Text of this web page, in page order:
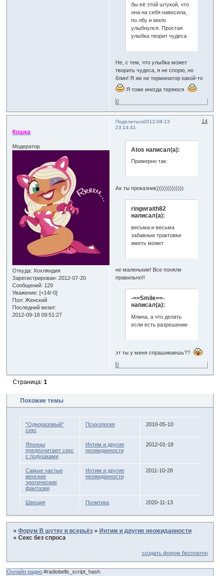
бы её этой штукой, что
она на себя навесила,
по лбу и мило
улыбнулся. Простая
улыбка творит чудеса
Не, с тем, что улыбка может
творить чудеса, я не спорю, но
блин! Я же не терминатор какой-то
Я тоже иногда теряюся
0
Поделиться 14
2012-08-13
23:14:41
Кошка
Модератор
Откуда: Хохляндия
Зарегистрирован: 2012-07-20
Сообщений: 129
Уважение: [+14/-0]
Пол: Женский
Последний визит:
2012-09-18 09:51:27
Atos написал(а):
Примерно так:
Ах ты проказник))))))))))))))
ringwraith82
написал(а):
весьма и весьма
забавные трактовки
иметь может
не маленькие! Все поняли
правильно!!
-==Smile==-
написал(а):
Млина, а что делать
если есть разрешение
эт ты у меня спрашиваешь??
0
Страница: 1
Похожие темы
"Одноразовый"
секс
Психология 2010-05-10
Японцы
предпочитают секс
с подушками
Интим и другие
неожиданности
2012-01-18
Самые частые
женские
эротические
фантазии
Интим и другие
неожиданности
2011-10-28
Швеция Политика 2020-11-13
» Форум В шутку и всерьёз » Интим и другие неожиданности
» Секс без спроса
создать форум бесплатно
Онлайн радио #radiobells_script_hash